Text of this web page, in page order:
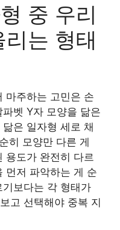
중 우리
는 형태
마주하는 고민은 손
벳 Y자 모양을 닮은
은 일자형 세로 채
히 모양만 다른 게
용도가 완전히 다르
먼저 파악하는 게 순
보다는 각 형태가
고 선택해야 중복 지